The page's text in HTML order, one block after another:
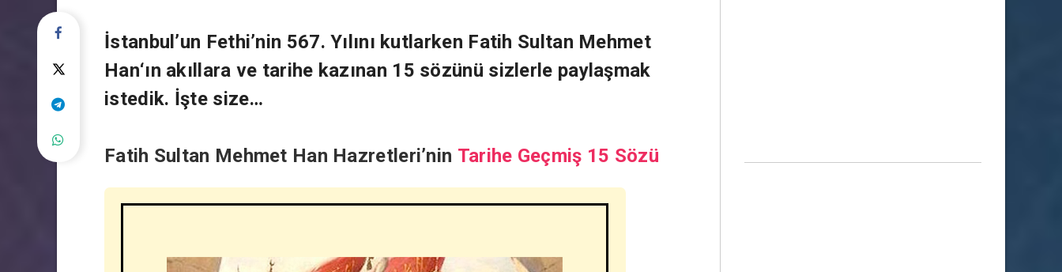
İstanbul’un Fethi’nin 567. Yılını kutlarken Fatih Sultan Mehmet
Han‘ın akıllara ve tarihe kazınan 15 sözünü sizlerle paylaşmak
istedik. İşte size…
Fatih Sultan Mehmet Han Hazretleri’nin Tarihe Geçmiş 15 Sözü